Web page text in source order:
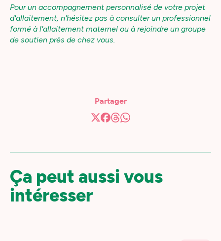
Pour un accompagnement personnalisé de votre projet
d'allaitement, n'hésitez pas à consulter un professionnel
formé à l'allaitement maternel ou à rejoindre un groupe
de soutien près de chez vous.
Partager
Ça peut aussi vous
intéresser